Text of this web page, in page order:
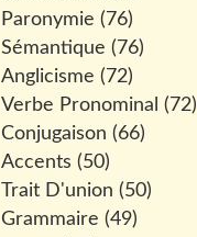
Paronymie (76)
Sémantique (76)
Anglicisme (72)
Verbe Pronominal (72)
Conjugaison (66)
Accents (50)
Trait D'union (50)
Grammaire (49)